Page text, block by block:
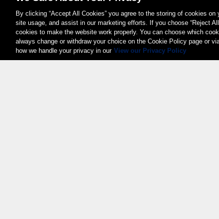
By clicking “Accept All Cookies” you agree to the storing of cookies
site usage, and assist in our marketing efforts. If you choose “Reject
cookies to make the website work properly. You can choose which
always change or withdraw your choice on the Cookie Policy page or
how we handle your privacy in our View our Privacy Policy